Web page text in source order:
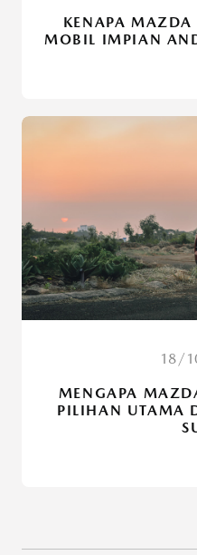
KENAPA
MOBIL IMPIAN
18/
MENGAPA
PILIHAN UTAMA